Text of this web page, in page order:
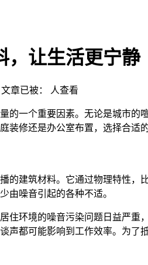
，让生活更宁静
文章已被： 人查看
的一个重要因素。无论是城市
装修还是办公室布置，选择合
的建筑材料。它通过物理特性
由噪音引起的各种不适。
住环境的噪音污染问题日益严
声都可能影响到工作效率。为了